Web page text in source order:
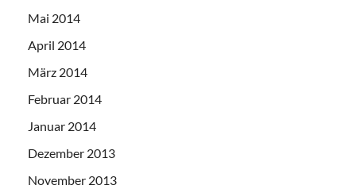
Mai 2014
April 2014
März 2014
Februar 2014
Januar 2014
Dezember 2013
November 2013